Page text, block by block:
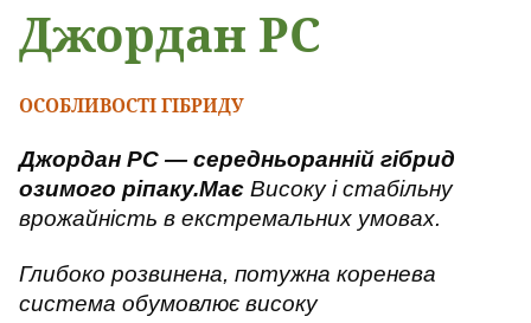
Джордан РС
ОСОБЛИВОСТІ ГІБРИДУ
Джордан РС — середньоранній гібрид
озимого ріпаку.Має Високу і стабільну
врожайність в екстремальних умовах.
Глибоко розвинена, потужна коренева
система обумовлює високу